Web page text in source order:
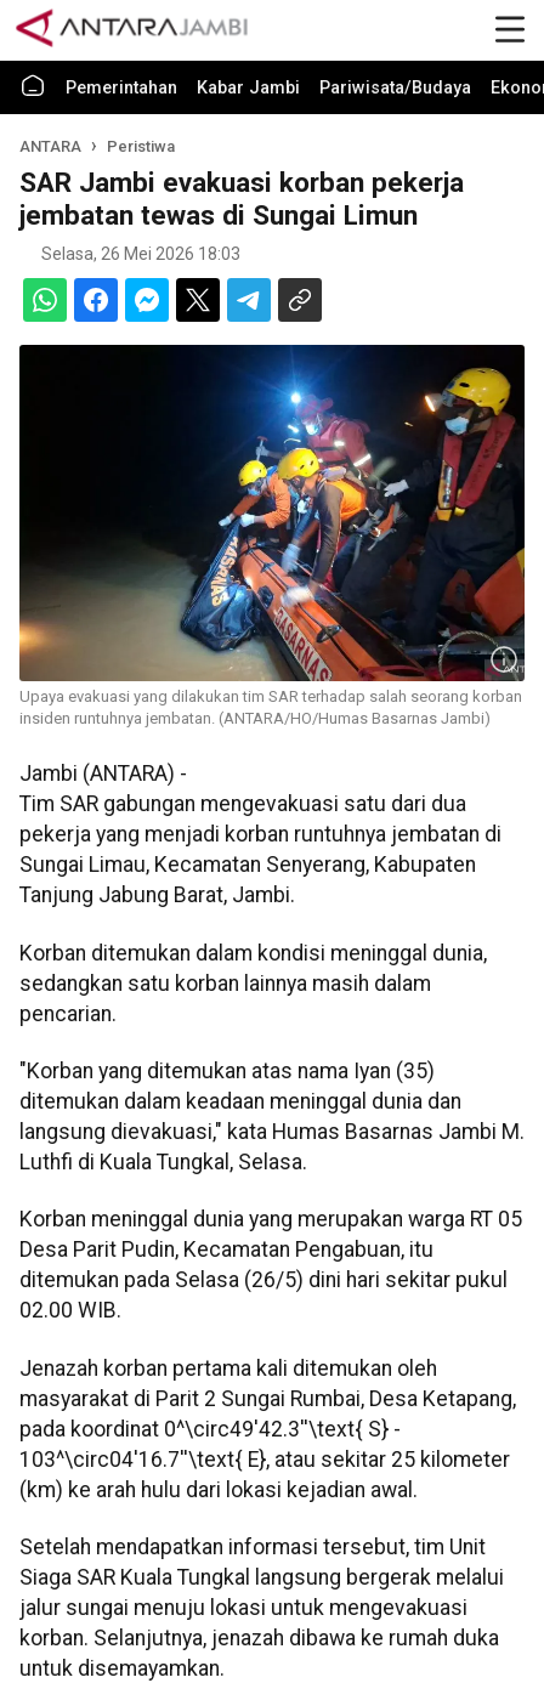
Pemerintahan Kabar Jambi Pariwisata/Budaya
ANTARA Peristiwa
SAR Jambi evakuasi korban pekerja
jembatan tewas di Sungai Limun
Selasa, 26 Mei 2026 18:03
Upaya evakuasi yang dilakukan tim SAR terhadap salah seorang korban
insiden runtuhnya jembatan. (ANTARA/HO/Humas Basarnas Jambi)
Jambi (ANTARA) -
Tim SAR gabungan mengevakuasi satu dari dua
pekerja yang menjadi korban runtuhnya jembatan di
Sungai Limau, Kecamatan Senyerang, Kabupaten
Tanjung Jabung Barat, Jambi.
Korban ditemukan dalam kondisi meninggal dunia,
sedangkan satu korban lainnya masih dalam
pencarian.
"Korban yang ditemukan atas nama Iyan (35)
ditemukan dalam keadaan meninggal dunia dan
langsung dievakuasi," kata Humas Basarnas Jambi M.
Luthfi di Kuala Tungkal, Selasa.
Korban meninggal dunia yang merupakan warga RT 05
Desa Parit Pudin, Kecamatan Pengabuan, itu
ditemukan pada Selasa (26/5) dini hari sekitar pukul
02.00 WIB.
Jenazah korban pertama kali ditemukan oleh
masyarakat di Parit 2 Sungai Rumbai, Desa Ketapang,
pada koordinat 0^\circ49'42.3''\text{ S} -
103^\circ04'16.7''\text{ E}, atau sekitar 25 kilometer
(km) ke arah hulu dari lokasi kejadian awal.
Setelah mendapatkan informasi tersebut, tim Unit
Siaga SAR Kuala Tungkal langsung bergerak melalui
jalur sungai menuju lokasi untuk mengevakuasi
korban. Selanjutnya, jenazah dibawa ke rumah duka
untuk disemayamkan.